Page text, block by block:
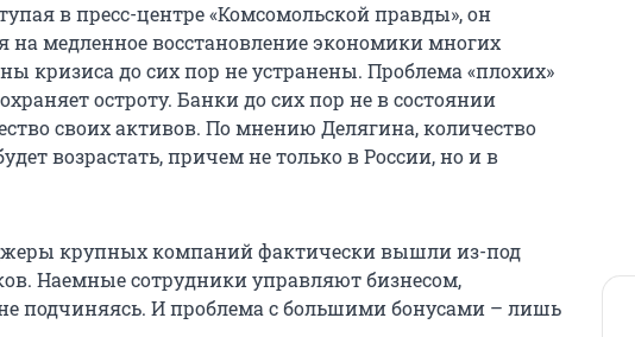
в пресс-центре «Комсомольской правды», он
на медленное восстановление экономики многих
кризиса до сих пор не устранены. Проблема «плохих»
остроту. Банки до сих пор не в состоянии
своих активов. По мнению Делягина, количество
возрастать, причем не только в России, но и в
крупных компаний фактически вышли из-под
Наемные сотрудники управляют бизнесом,
подчиняясь. И проблема с большими бонусами – лишь